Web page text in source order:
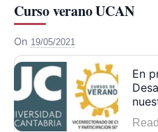
Curso verano UCAN
On 19/05/2021
En